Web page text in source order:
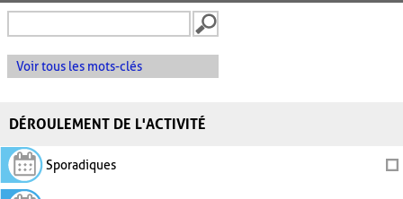
Voir tous les mots-clés
DÉROULEMENT DE L'ACTIVITÉ
Sporadiques